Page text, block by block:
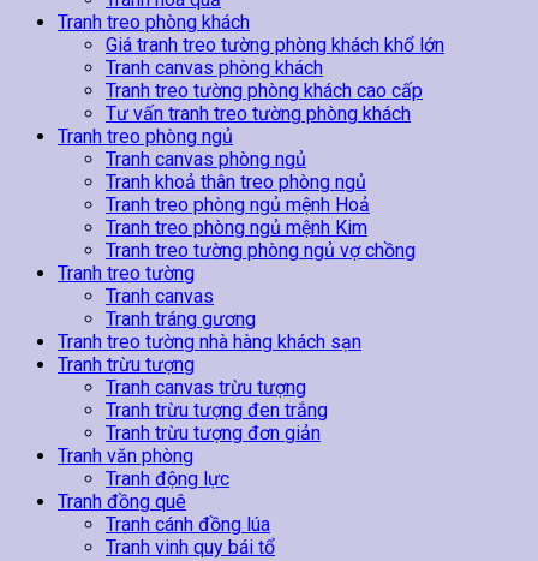
Tranh treo phòng khách
Giá tranh treo tường phòng khách khổ lớn
Tranh canvas phòng khách
Tranh treo tường phòng khách cao cấp
Tư vấn tranh treo tường phòng khách
Tranh treo phòng ngủ
Tranh canvas phòng ngủ
Tranh khoả thân treo phòng ngủ
Tranh treo phòng ngủ mệnh Hoả
Tranh treo phòng ngủ mệnh Kim
Tranh treo tường phòng ngủ vợ chồng
Tranh treo tường
Tranh canvas
Tranh tráng gương
Tranh treo tường nhà hàng khách sạn
Tranh trừu tượng
Tranh canvas trừu tượng
Tranh trừu tượng đen trắng
Tranh trừu tượng đơn giản
Tranh văn phòng
Tranh động lực
Tranh đồng quê
Tranh cánh đồng lúa
Tranh vinh quy bái tổ